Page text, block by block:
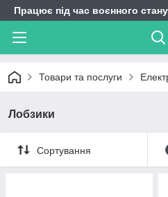
Працює під час воєнного
Товари та послуги
Лобзики
Сортування